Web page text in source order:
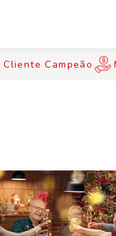
Cliente Campeão